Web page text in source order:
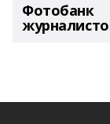
Фотобанк